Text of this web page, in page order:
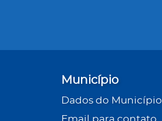
Município
Dados do Município